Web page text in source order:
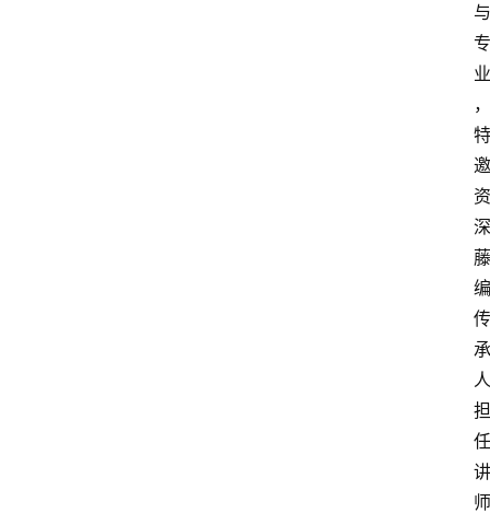
与
专
业
，
特
邀
资
深
藤
编
传
承
人
担
任
讲
师